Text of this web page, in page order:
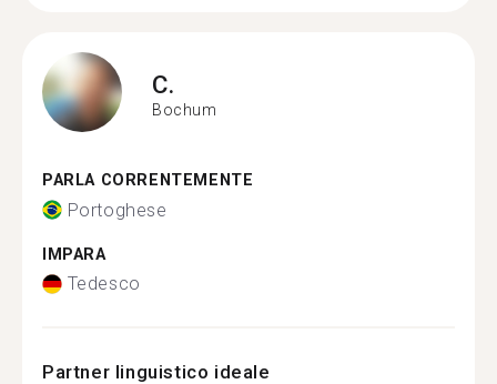
C.
Bochum
PARLA CORRENTEMENTE
Portoghese
IMPARA
Tedesco
Partner linguistico ideale